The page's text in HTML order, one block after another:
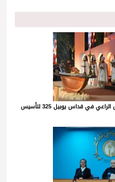
عظة البطريرك الكردينال مار بشارة بطرس الراعي في قداس يوبيل 325 لتأسيس